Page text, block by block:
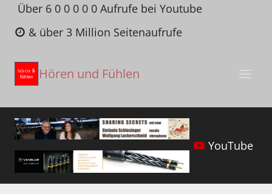
Zum
Inhalt
springen
Über 6 0 0 0 0 0 Aufrufe bei Youtube
& über 3 Million Seitenaufrufe
Hören und Fühlen
YouTube